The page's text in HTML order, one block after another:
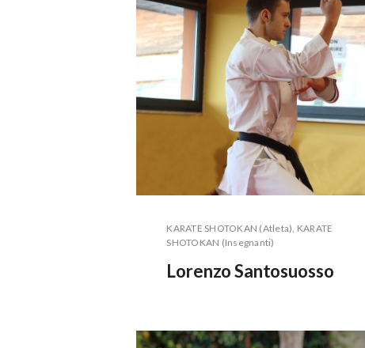
KARATE SHOTOKAN (Atleta) , KARATE
SHOTOKAN (Insegnanti)
Lorenzo Santosuosso